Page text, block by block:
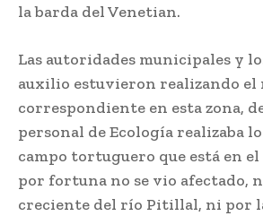
la barda del Venetian.
Las autoridades municipales y
auxilio estuvieron realizando el
correspondiente en esta zona,
personal de Ecología realizaba
campo tortuguero que está en
por fortuna no se vio afectado,
creciente del río Pitillal, ni por